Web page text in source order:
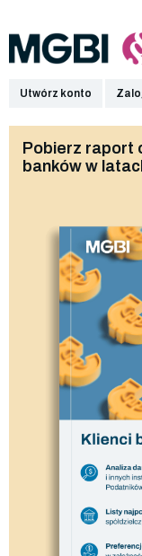
Utwórz konto
Pobierz raport
banków w